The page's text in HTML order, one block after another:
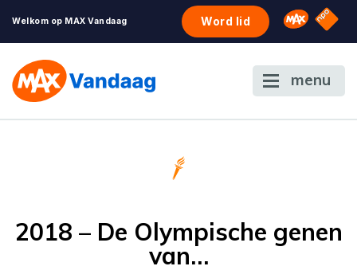
Welkom op MAX Vandaag Word lid Omroep
NPO
menu
2018 – De Olympische genen
van…